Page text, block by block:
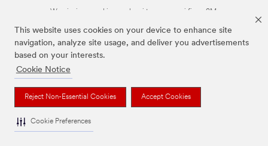
This website uses cookies on your device to enhance site
navigation, analyze site usage, and deliver you advertisements
based on your interests.
Cookie Notice
Reject Non-Essential Cookies Accept Cookies
Cookie Preferences
Wymienione marki są znakami towarowymi firmy 3M.